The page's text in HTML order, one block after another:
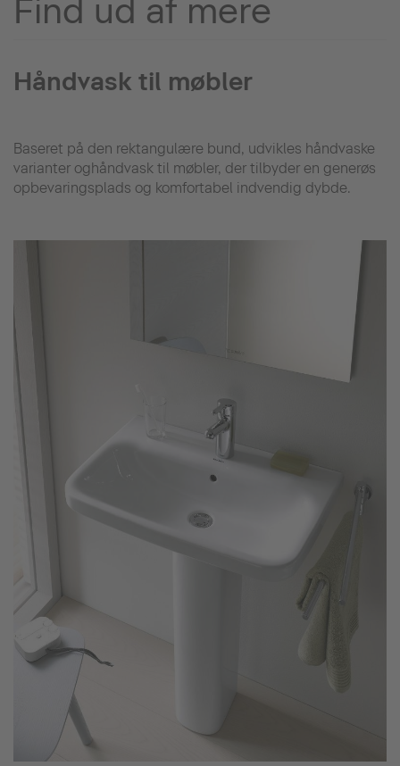
Find ud af mere
Håndvask til møbler
Baseret på den rektangulære bund, udvikles håndvaske
varianter oghåndvask til møbler, der tilbyder en generøs
opbevaringsplads og komfortabel indvendig dybde.